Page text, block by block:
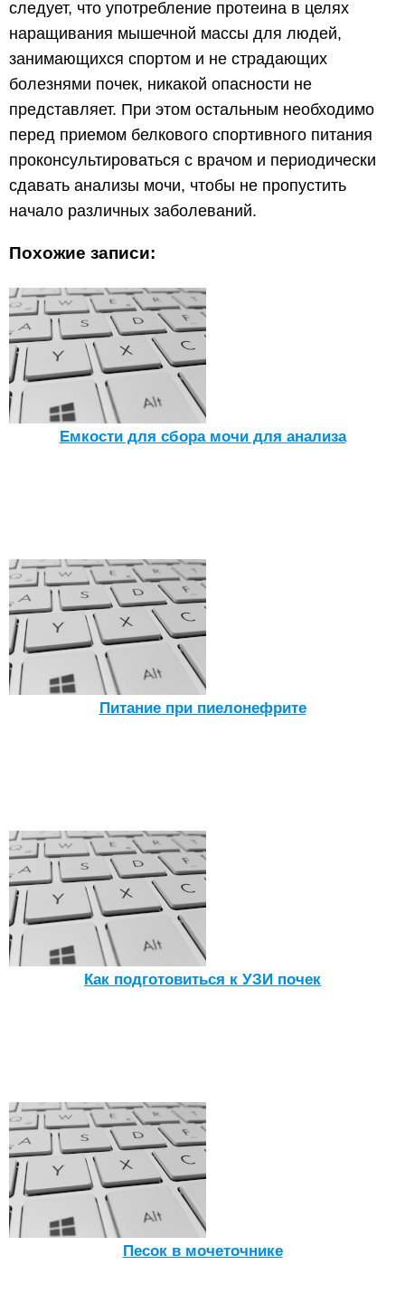
следует, что употребление протеина в целях
наращивания мышечной массы для людей,
занимающихся спортом и не страдающих
болезнями почек, никакой опасности не
представляет. При этом остальным необходимо
перед приемом белкового спортивного питания
проконсультироваться с врачом и периодически
сдавать анализы мочи, чтобы не пропустить
начало различных заболеваний.
Похожие записи:
Емкости для сбора мочи для анализа
Питание при пиелонефрите
Как подготовиться к УЗИ почек
Песок в мочеточнике